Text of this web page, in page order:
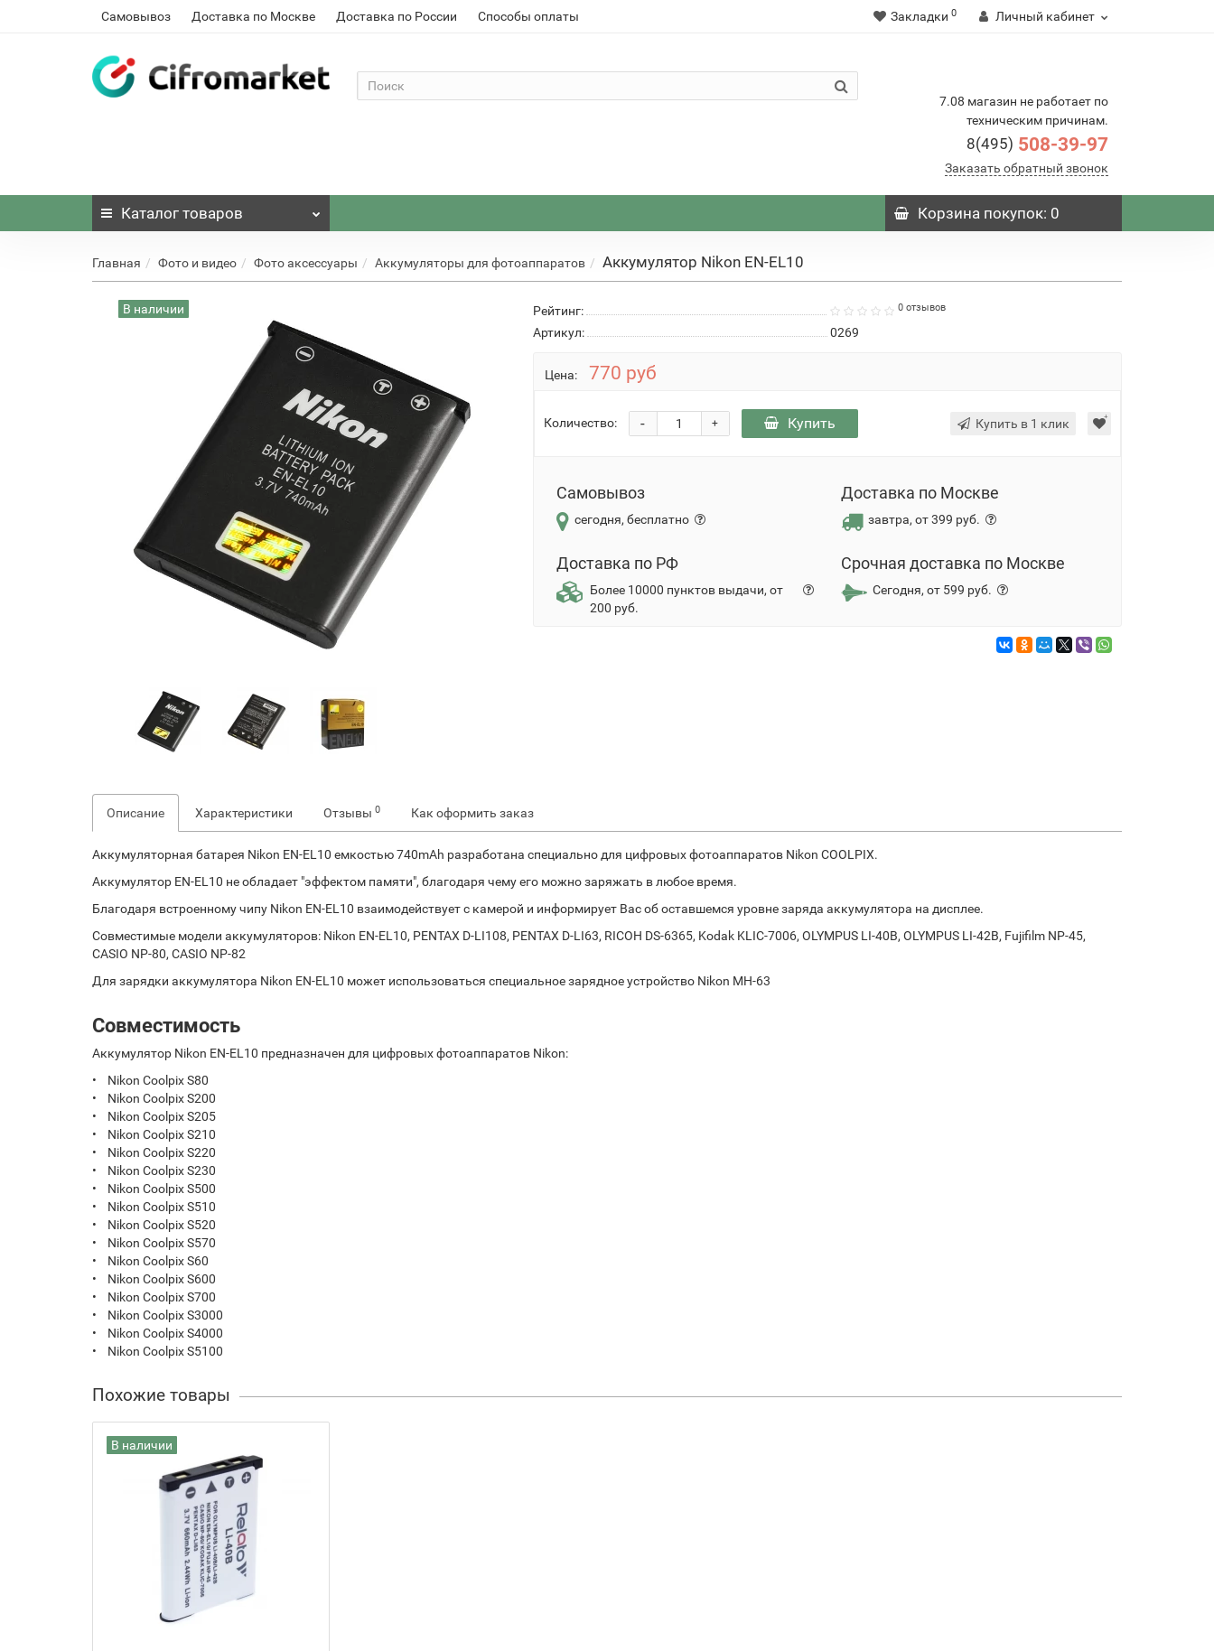
Самовывоз Доставка по Москве Доставка по России Способы оплаты Закладки 0 Личный кабинет
7.08 магазин не работает по
техническим причинам.
8(495) 508-39-97
Заказать обратный звонок
Каталог товаров Корзинапокупок: 0
Главная Фото и видео Фото аксессуары Аккумуляторы для фотоаппаратов Аккумулятор Nikon EN-EL10
В наличии Рейтинг: 0 отзывов
Артикул: 0269
Цена: 770 руб
Количество: +
- Купить Купить в 1 клик
Самовывоз
сегодня, бесплатно
Доставка по Москве
завтра, от 399 руб.
Доставка по РФ
Более 10000 пунктов выдачи, от
200 руб.
Срочная доставка по Москве
Сегодня, от 599 руб.
Описание Характеристики Отзывы 0 Как оформить заказ
Аккумуляторная батарея Nikon EN-EL10 емкостью 740mAh разработана специально для цифровых фотоаппаратов Nikon COOLPIX.
Аккумулятор EN-EL10 не обладает "эффектом памяти", благодаря чему его можно заряжать в любое время.
Благодаря встроенному чипу Nikon EN-EL10 взаимодействует с камерой и информирует Вас об оставшемся уровне заряда аккумулятора на дисплее.
Совместимые модели аккумуляторов: Nikon EN-EL10, PENTAX D-LI108, PENTAX D-LI63, RICOH DS-6365, Kodak KLIC-7006, OLYMPUS LI-40B, OLYMPUS LI-42B, Fujifilm NP-45,
CASIO NP-80, CASIO NP-82
Для зарядки аккумулятора Nikon EN-EL10 может использоваться специальное зарядное устройство Nikon MH-63
Совместимость
Аккумулятор Nikon EN-EL10 предназначен для цифровых фотоаппаратов Nikon:
• Nikon Coolpix S80
• Nikon Coolpix S200
• Nikon Coolpix S205
• Nikon Coolpix S210
• Nikon Coolpix S220
• Nikon Coolpix S230
• Nikon Coolpix S500
• Nikon Coolpix S510
• Nikon Coolpix S520
• Nikon Coolpix S570
• Nikon Coolpix S60
• Nikon Coolpix S600
• Nikon Coolpix S700
• Nikon Coolpix S3000
• Nikon Coolpix S4000
• Nikon Coolpix S5100
Похожие товары
В наличии